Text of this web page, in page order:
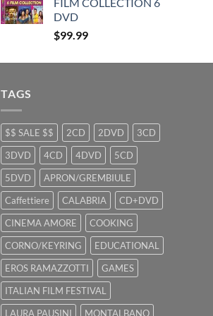
DVD
$99.99
TAGS
$$ SALE $$ 2CD 2DVD
3CD
3DVD
4CD 4DVD
5CD
5DVD
APRON/GREMBIULE
Caffettiere
CALABRIA
CD+DVD
CINEMA AMORE
COOKING
CORNO/KEYRING
EDUCATIONAL
EROS RAMAZZOTTI
GAMES
ITALIAN FILM FESTIVAL
LAURA PAUSINI
MONTALBANO